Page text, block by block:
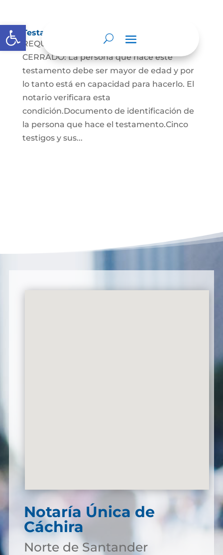
Abrir barra de herramientas
Testamento Cerrado
REQUISITOS PARA EL TESTAMENTO
CERRADO: La persona que hace este
testamento debe ser mayor de edad y por
lo tanto está en capacidad para hacerlo. El
notario verificara esta
condición.Documento de identificación de
la persona que hace el testamento.Cinco
testigos y sus...
Notaría Única de
Cáchira
Norte de Santander